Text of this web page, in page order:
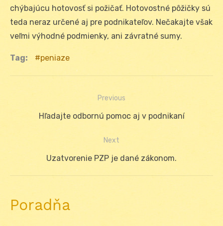
chýbajúcu hotovosť si požičať. Hotovostné pôžičky sú
teda neraz určené aj pre podnikateľov. Nečakajte však
veľmi výhodné podmienky, ani závratné sumy.
Tag: peniaze
Navigácia
Previous
Previous
Hľadajte odbornú pomoc aj v podnikaní
Next
Next
Uzatvorenie PZP je dané zákonom.
Poradňa